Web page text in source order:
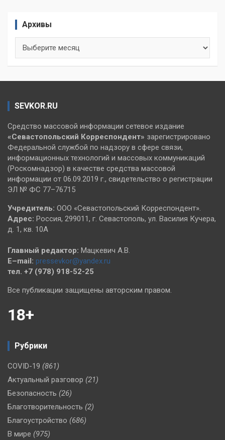
Архивы
SEVKOR.RU
Средство массовой информации сетевое издание
«Севастопольский Корреспондент» зарегистрировано
Федеральной службой по надзору в сфере связи,
информационных технологий и массовых коммуникаций
(Роскомнадзор) в качестве средства массовой
информации от 06.09.2019 г., свидетельство о регистрации
ЭЛ № ФС 77–76715
Учредитель: ООО «Севастопольский Корреспондент».
Адрес: Россия, 299011, г. Севастополь, ул. Василия Кучера,
д. 1, кв. 10А
Главный редактор: Мацкевич А.В.
E–mail: pressevkor@yandex.ru
тел. +7 (978) 918-52-25
Все публикации защищены авторским правом.
18+
Рубрики
COVID-19 (861)
Актуальный разговор (21)
Безопасность (26)
Благотворительность (2)
Благоустройство (686)
В мире (975)